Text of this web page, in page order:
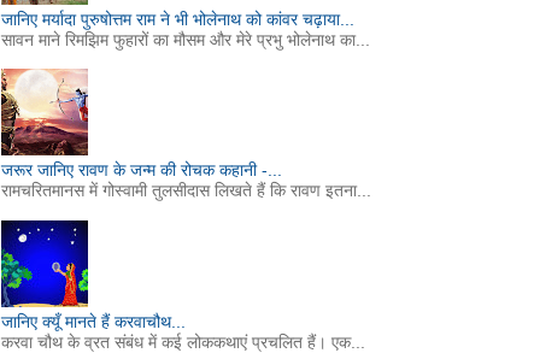
जानिए मर्यादा पुरुषोत्तम राम ने भी भोलेनाथ को कांवर चढ़ाया...
सावन माने रिमझिम फुहारों का मौसम और मेरे प्रभु भोलेनाथ का...
जरूर जानिए रावण के जन्म की रोचक कहानी -...
रामचरितमानस में गोस्वामी तुलसीदास लिखते हैं कि रावण इतना...
जानिए क्यूँ मानते हैं करवाचौथ...
करवा चौथ के व्रत संबंध में कई लोककथाएं प्रचलित हैं। एक...